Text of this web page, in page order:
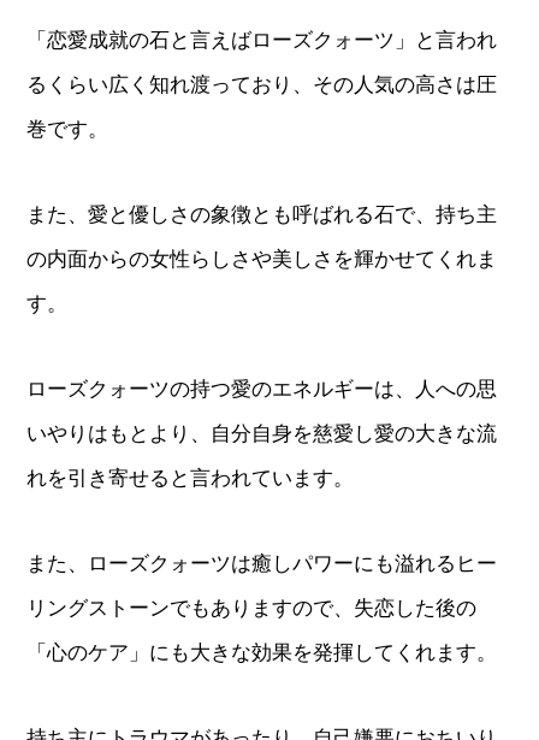
「恋愛成就の石と言えばローズクォーツ」と言われ
るくらい広く知れ渡っており、その人気の高さは圧
巻です。
また、愛と優しさの象徴とも呼ばれる石で、持ち主
の内面からの女性らしさや美しさを輝かせてくれま
す。
ローズクォーツの持つ愛のエネルギーは、人への思
いやりはもとより、自分自身を慈愛し愛の大きな流
れを引き寄せると言われています。
また、ローズクォーツは癒しパワーにも溢れるヒー
リングストーンでもありますので、失恋した後の
「心のケア」にも大きな効果を発揮してくれます。